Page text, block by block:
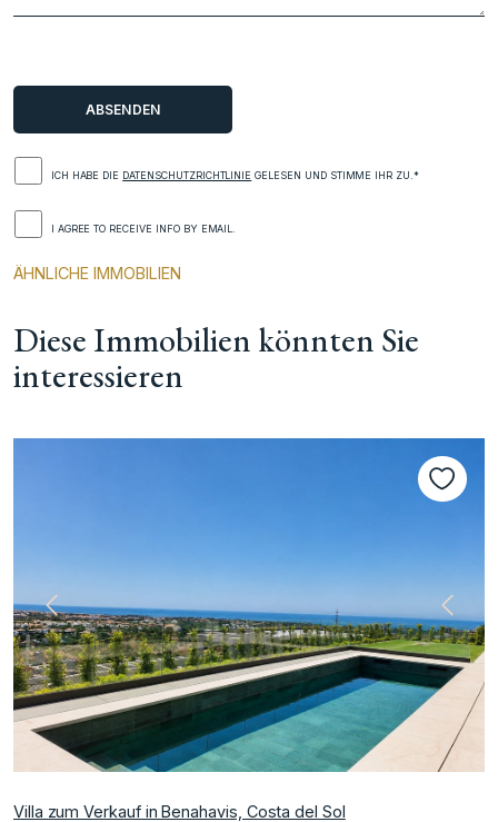
ICH HABE DIE DATENSCHUTZRICHTLINIE GELESEN UND STIMME IHR ZU.*
I AGREE TO RECEIVE INFO BY EMAIL.
ÄHNLICHE IMMOBILIEN
Diese Immobilien könnten Sie
interessieren
Vorherige
Villa zum Verkauf in Benahavis, Costa del Sol